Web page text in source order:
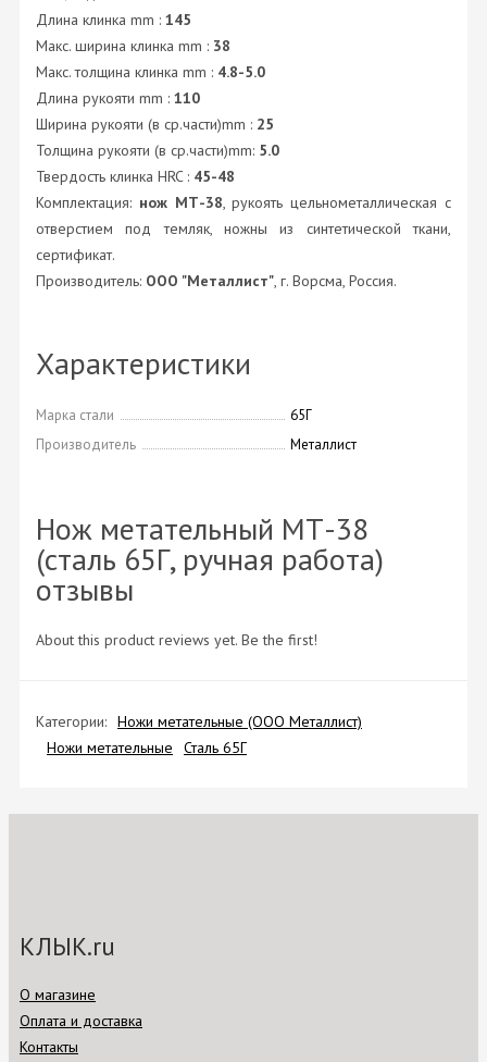
Длина клинка mm : 145
Макс. ширина клинка mm : 38
Макс. толщина клинка mm : 4.8-5.0
Длина рукояти mm : 110
Ширина рукояти (в ср.части)mm : 25
Толщина рукояти (в ср.части)mm: 5.0
Твердость клинка HRC : 45-48
Комплектация: нож МТ-38, рукоять цельнометаллическая с
отверстием под темляк, ножны из синтетической ткани,
сертификат.
Производитель: ООО "Металлист", г. Ворсма, Россия.
Характеристики
Марка стали
65Г
Производитель
Металлист
Нож метательный МТ-38
(сталь 65Г, ручная работа)
отзывы
About this product reviews yet. Be the first!
Категории: Ножи метательные (ООО Металлист)
Ножи метательные
Сталь 65Г
КЛЫК.ru
О магазине
Оплата и доставка
Контакты